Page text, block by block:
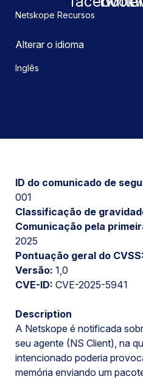
Netskope Recursos
Alterar o idioma
Inglês
ID do comunicado de
001
Classificação de
Comunicação pela
2025
Pontuação geral do CVSS:
Versão: 1,0
CVE-ID: CVE-2025-5941
Description
A Netskope é notificada
seu agente (NS Client), na
intencionado poderia
memória enviando um